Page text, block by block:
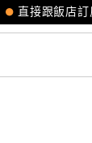
直接跟飯店訂